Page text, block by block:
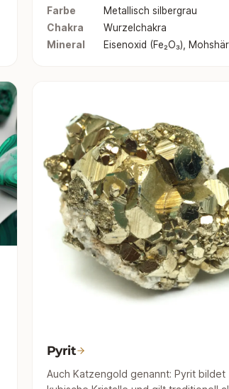
Farbe
Metallisch silbergrau
Chakra
Wurzelchakra
Mineral
Eisenoxid (Fe₂O₃),
Pyrit
Auch Katzengold genannt: Pyrit bildet